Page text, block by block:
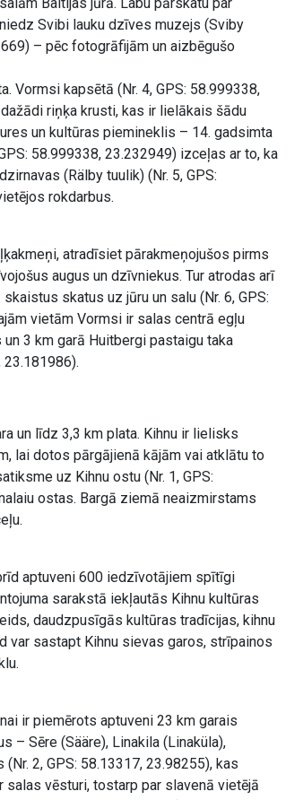
Baltijas jūrā. Labu pārskatu par
Svibi lauku dzīves muzejs (Sviby
– pēc fotogrāfijām un aizbēgušo
Vormsi kapsētā (Nr. 4, GPS: 58.999338,
riņķa krusti, kas ir lielākais šādu
un kultūras piemineklis – 14. gadsimta
58.999338, 23.232949) izceļas ar to, ka
(Rälby tuulik) (Nr. 5, GPS:
rokdarbus.
atradīsiet pārakmeņojušos pirms
augus un dzīvniekus. Tur atrodas arī
skatus uz jūru un salu (Nr. 6, GPS:
vietām Vormsi ir salas centrā egļu
3 km garā Huitbergi pastaigu taka
23.181986).
un līdz 3,3 km plata. Kihnu ir lielisks
lai dotos pārgājienā kājām vai atklātu to
uz Kihnu ostu (Nr. 1, GPS:
ostas. Bargā ziemā neaizmirstams
aptuveni 600 iedzīvotājiem spītīgi
sarakstā iekļautās Kihnu kultūras
daudzpusīgās kultūras tradīcijas, kihnu
var sastapt Kihnu sievas garos, strīpainos
ir piemērots aptuveni 23 km garais
– Sēre (Sääre), Linakila (Linaküla),
2, GPS: 58.13317, 23.98255), kas
vēsturi, tostarp par slavenā vietējā